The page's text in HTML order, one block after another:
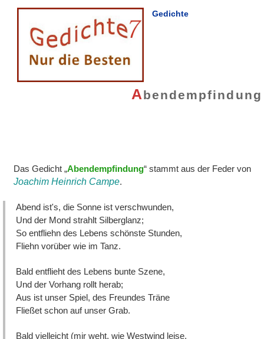
Gedichte
Abendempfindung
Das Gedicht „Abendempfindung“ stammt aus der Feder von
Joachim Heinrich Campe.
Abend ist's, die Sonne ist verschwunden,
Und der Mond strahlt Silberglanz;
So entfliehn des Lebens schönste Stunden,
Fliehn vorüber wie im Tanz.
Bald entflieht des Lebens bunte Szene,
Und der Vorhang rollt herab;
Aus ist unser Spiel, des Freundes Träne
Fließet schon auf unser Grab.
Bald vielleicht (mir weht, wie Westwind leise,